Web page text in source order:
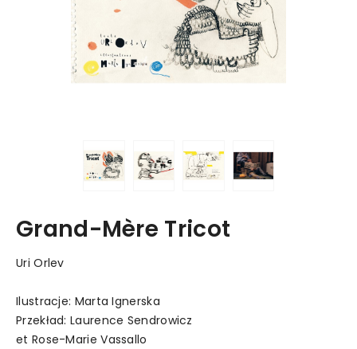
Grand-Mère Tricot
Uri Orlev
Ilustracje: Marta Ignerska
Przekład: Laurence Sendrowicz
et Rose-Marie Vassallo